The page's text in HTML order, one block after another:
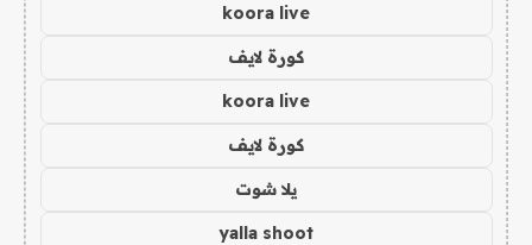
koora live
كورة لايف
koora live
كورة لايف
يلا شوت
yalla shoot